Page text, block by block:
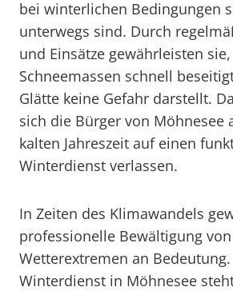
bei winterlichen Bedingungen
unterwegs sind. Durch
und Einsätze gewährleisten
Schneemassen schnell
Glätte keine Gefahr darstellt.
sich die Bürger von Möhnesee
kalten Jahreszeit auf einen
Winterdienst verlassen.
In Zeiten des Klimawandels
professionelle Bewältigung
Wetterextremen an
Winterdienst in Möhnesee